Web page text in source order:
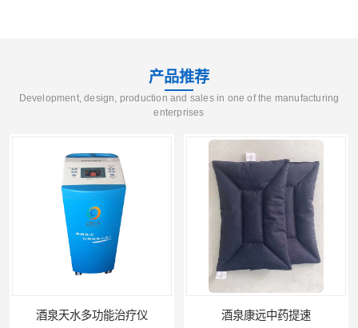
产品推荐
Development, design, production and sales in one of the manufacturing
enterprises
酒泉天水多功能治疗仪 酒泉康远中药提速